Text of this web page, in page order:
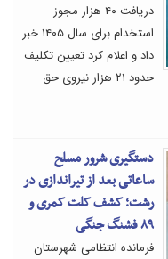
دریافت ۴۰ هزار مجوز
استخدام برای سال ۱۴۰۵ خبر
داد و اعلام کرد تعیین تکلیف
حدود ۲۱ هزار نیروی حق
دستگیری شرور مسلح
ساعاتی بعد از تیراندازی در
رشت؛ کشف کلت کمری و
۸۹ فشنگ جنگی
فرمانده انتظامی شهرستان